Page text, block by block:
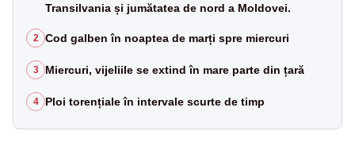
Transilvania și jumătatea de nord a Moldovei.
2 Cod galben în noaptea de marți spre miercuri
3 Miercuri, vijeliile se extind în mare parte din țară
4 Ploi torențiale în intervale scurte de timp